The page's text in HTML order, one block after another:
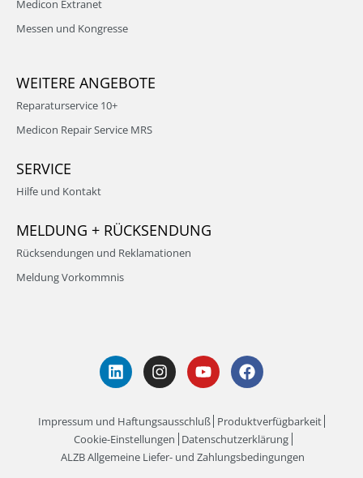
Medicon Extranet
Messen und Kongresse
WEITERE ANGEBOTE
Reparaturservice 10+
Medicon Repair Service MRS
SERVICE
Hilfe und Kontakt
MELDUNG + RÜCKSENDUNG
Rücksendungen und Reklamationen
Meldung Vorkommnis
Impressum und Haftungsausschluß Produktverfügbarkeit
Cookie-Einstellungen Datenschutzerklärung
ALZB Allgemeine Liefer- und Zahlungsbedingungen